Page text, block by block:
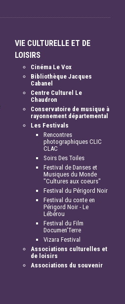
VIE CULTURELLE ET DE
LOISIRS
Cinéma Le Vox
Bibliothèque Jacques
Cabanel
Centre Culturel Le
Chaudron
Conservatoire de musique à
rayonnement départemental
Les Festivals
Rencontres
photographiques CLIC
CLAC
Soirs Des Toiles
Festival de Danses et
Musiques du Monde
"Cultures aux coeurs"
Festival du Périgord Noir
Festival du conte en
Périgord Noir - Le
Lébérou
Festival du Film
Documen'Terre
Vizara Festival
Associations culturelles et
de loisirs
Associations du souvenir